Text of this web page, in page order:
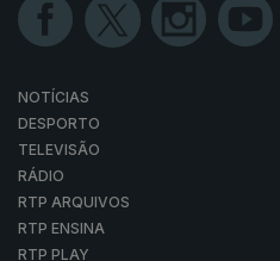
NOTÍCIAS
DESPORTO
TELEVISÃO
RÁDIO
RTP ARQUIVOS
RTP ENSINA
RTP PLAY